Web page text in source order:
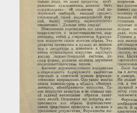
Загрузка...